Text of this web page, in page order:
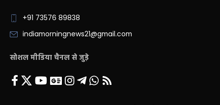
+91 73576 89838
indiamorningnews21@gmail.com
सोशल मीडिया चैनल से जुड़े